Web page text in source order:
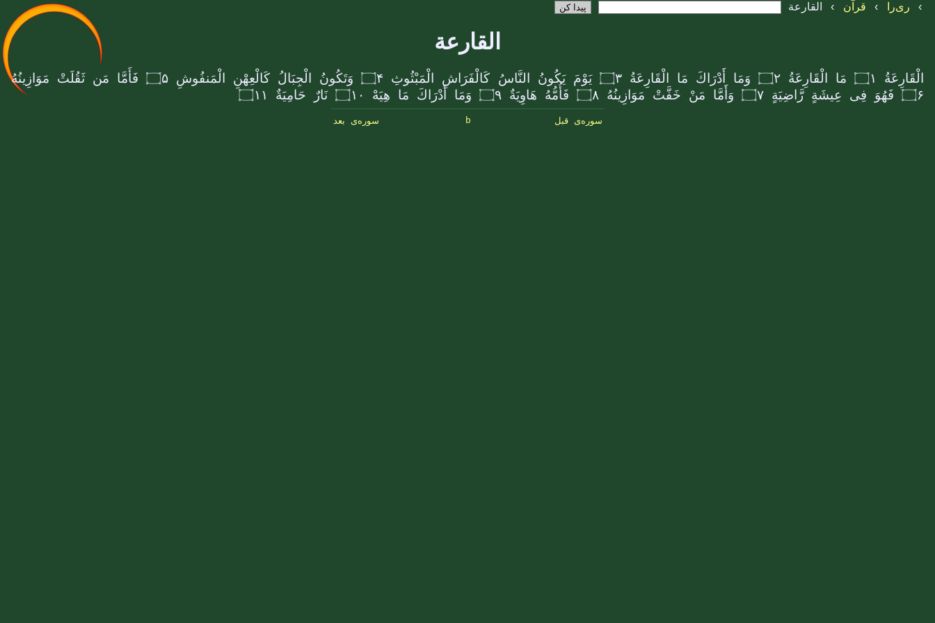
› ری‌را › قرآن › القارعة
القارعة
الْقَارِعَةُ ۝۱ مَا الْقَارِعَةُ۝۲ وَمَا أَدْرَاكَ مَا الْقَارِعَةُ۝۳ یَوْمَ یَكُونُ النَّاسُ كَالْفَرَاشِ الْمَبْثُوثِ ۝۴ وَتَكُونُ الْجِبَالُ كَالْعِهْنِ الْمَنفُوشِ ۝۵ فَأَمَّا مَن ثَقُلَتْ مَوَازِینُهُ
۝۶ فَهُوَ فِی عِیشَةٍ رَّاضِیَةٍ ۝۷ وَأَمَّا مَنْ خَفَّتْ مَوَازِینُهُ ۝۸ فَأُمُّهُ هَاوِیَةٌ ۝۹ وَمَا أَدْرَاكَ مَا هِیَهْ ۝۱۰ نَارٌ حَامِیَةٌ ۝۱۱
سوره‌ی قبل b سوره‌ی بعد